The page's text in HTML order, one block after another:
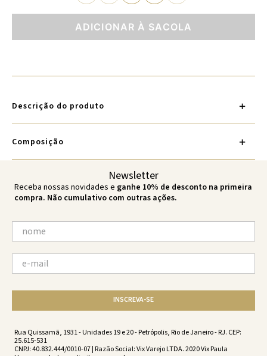
ADICIONAR À SACOLA
Descrição do produto
Composição
Newsletter
Receba nossas novidades e ganhe 10% de desconto na primeira
compra. Não cumulativo com outras ações.
INSCREVA-SE
Rua Quissamã, 1931 - Unidades 19 e 20 - Petrópolis, Rio de Janeiro - RJ. CEP:
25.615-531
CNPJ: 40.832.444/0010-07 | Razão Social: Vix Varejo LTDA. 2020 Vix Paula